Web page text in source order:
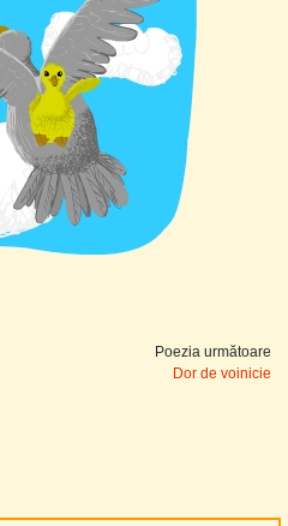
Poezia următoare
Dor de voinicie